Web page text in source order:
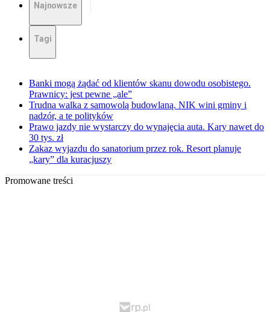
Najnowsze
Tagi
Banki mogą żądać od klientów skanu dowodu osobistego.
Prawnicy: jest pewne „ale”
Trudna walka z samowolą budowlaną. NIK wini gminy i
nadzór, a te polityków
Prawo jazdy nie wystarczy do wynajęcia auta. Kary nawet do
30 tys. zł
Zakaz wyjazdu do sanatorium przez rok. Resort planuje
„kary” dla kuracjuszy
Promowane treści